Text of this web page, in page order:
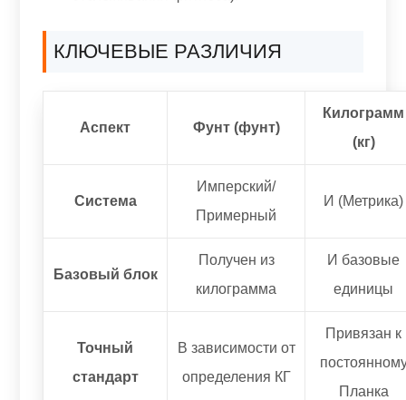
КЛЮЧЕВЫЕ РАЗЛИЧИЯ
Аспект Фунт (фунт)
Килограмм
(кг)
Система
Имперский/
Примерный
И (Метрика)
Базовый блок
Получен из
килограмма
И базовые
единицы
Точный
стандарт
В зависимости от
определения КГ
Привязан к
Планка